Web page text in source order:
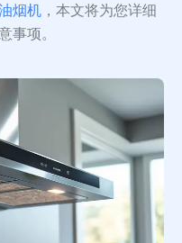
烟机 ，本文将为您详细
事项。